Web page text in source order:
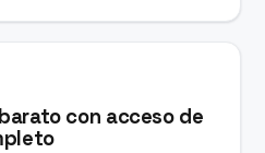
con acceso de